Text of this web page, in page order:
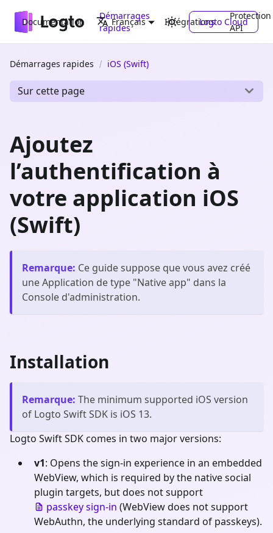
Documentation
Démarrages
rapides
Intégrations
Protection
API
Français Logto Cloud
Démarrages rapides iOS (Swift)
Sur cette page
Ajoutez
l’authentification à
votre application iOS
(Swift)
Remarque: Ce guide suppose que vous avez créé
une Application de type "Native app" dans la
Console d'administration.
Installation
Remarque: The minimum supported iOS version
of Logto Swift SDK is iOS 13.
Logto Swift SDK comes in two major versions:
v1: Opens the sign-in experience in an embedded
WebView, which is required by the native social
plugin targets, but does not support
passkey sign-in (WebView does not support
WebAuthn, the underlying standard of passkeys).